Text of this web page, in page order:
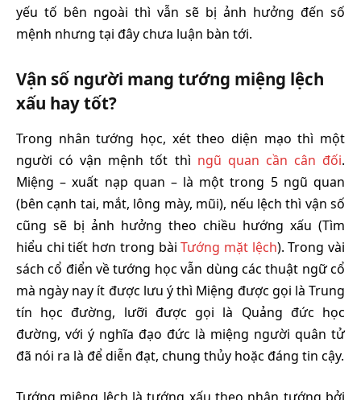
yếu tố bên ngoài thì vẫn sẽ bị ảnh hưởng đến số
mệnh nhưng tại đây chưa luận bàn tới.
Vận số người mang tướng miệng lệch
xấu hay tốt?
Trong nhân tướng học, xét theo diện mạo thì một
người có vận mệnh tốt thì ngũ quan cần cân đối.
Miệng – xuất nạp quan – là một trong 5 ngũ quan
(bên cạnh tai, mắt, lông mày, mũi), nếu lệch thì vận số
cũng sẽ bị ảnh hưởng theo chiều hướng xấu (Tìm
hiểu chi tiết hơn trong bàiTướng mặt lệch). Trong vài
sách cổ điển về tướng học vẫn dùng các thuật ngữ cổ
mà ngày nay ít được lưu ý thì Miệng được gọi là Trung
tín học đường, lưỡi được gọi là Quảng đức học
đường, với ý nghĩa đạo đức là miệng người quân tử
đã nói ra là để diễn đạt, chung thủy hoặc đáng tin cậy.